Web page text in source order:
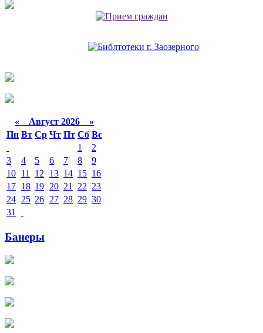
« Август 2026 »
Пн Вт Ср Чт Пт Сб Вс
1
2
3
4 5 6 7 8
9
10 11 12 13 14 15 16
17 18 19 20 21 22 23
24 25 26 27 28 29 30
31
Банеры